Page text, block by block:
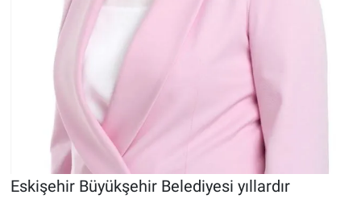
Eskişehir Büyükşehir Belediyesi yıllardır